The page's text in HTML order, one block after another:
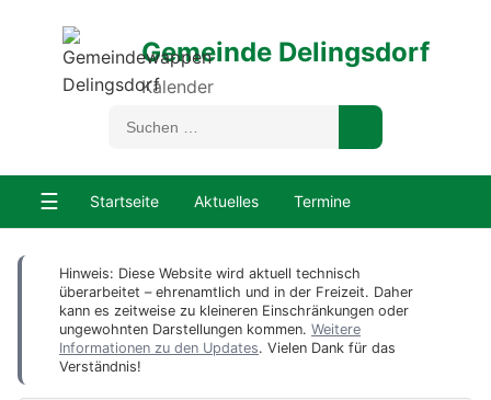
Gemeinde Delingsdorf
Kalender
☰ Startseite Aktuelles Termine
Hinweis: Diese Website wird aktuell technisch
überarbeitet – ehrenamtlich und in der Freizeit. Daher
kann es zeitweise zu kleineren Einschränkungen oder
ungewohnten Darstellungen kommen. Weitere
Informationen zu den Updates. Vielen Dank für das
Verständnis!